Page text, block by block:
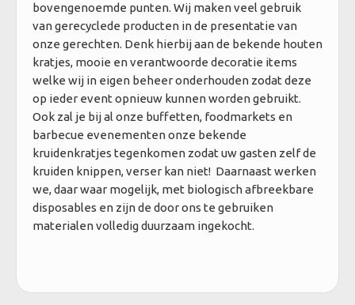
bovengenoemde punten. Wij maken veel gebruik
van gerecyclede producten in de presentatie van
onze gerechten. Denk hierbij aan de bekende houten
kratjes, mooie en verantwoorde decoratie items
welke wij in eigen beheer onderhouden zodat deze
op ieder event opnieuw kunnen worden gebruikt.
Ook zal je bij al onze buffetten, foodmarkets en
barbecue evenementen onze bekende
kruidenkratjes tegenkomen zodat uw gasten zelf de
kruiden knippen, verser kan niet! Daarnaast werken
we, daar waar mogelijk, met biologisch afbreekbare
disposables en zijn de door ons te gebruiken
materialen volledig duurzaam ingekocht.